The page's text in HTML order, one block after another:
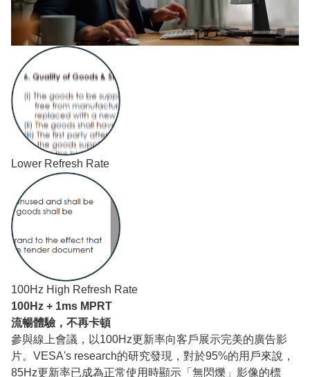
Lower Refresh Rate
100Hz High Refresh Rate
100Hz + 1ms MPRT
流暢體驗，不再卡頓
參與線上會議，以100Hz更新率向客戶展示完美的廣告影
片。VESA's research的研究發現，對於95%的用戶來說，
85Hz更新率已成為正常使用時顯示「無閃爍」影像的標